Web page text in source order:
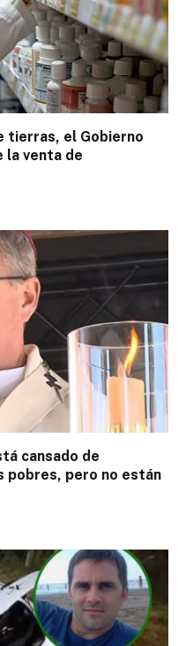
tierras, el Gobierno
la venta de
cansado de
pobres, pero no están